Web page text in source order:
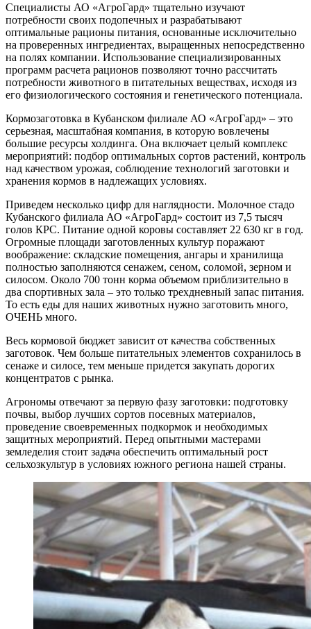
Специалисты АО «АгроГард» тщательно изучают
потребности своих подопечных и разрабатывают
оптимальные рационы питания, основанные исключительно
на проверенных ингредиентах, выращенных непосредственно
на полях компании. Использование специализированных
программ расчета рационов позволяют точно рассчитать
потребности животного в питательных веществах, исходя из
его физиологического состояния и генетического потенциала.
Кормозаготовка в Кубанском филиале АО «АгроГард» – это
серьезная, масштабная компания, в которую вовлечены
большие ресурсы холдинга. Она включает целый комплекс
мероприятий: подбор оптимальных сортов растений, контроль
над качеством урожая, соблюдение технологий заготовки и
хранения кормов в надлежащих условиях.
Приведем несколько цифр для наглядности. Молочное стадо
Кубанского филиала АО «АгроГард» состоит из 7,5 тысяч
голов КРС. Питание одной коровы составляет 22 630 кг в год.
Огромные площади заготовленных культур поражают
воображение: складские помещения, ангары и хранилища
полностью заполняются сенажем, сеном, соломой, зерном и
силосом. Около 700 тонн корма объемом приблизительно в
два спортивных зала – это только трехдневный запас питания.
То есть еды для наших животных нужно заготовить много,
ОЧЕНЬ много.
Весь кормовой бюджет зависит от качества собственных
заготовок. Чем больше питательных элементов сохранилось в
сенаже и силосе, тем меньше придется закупать дорогих
концентратов с рынка.
Агрономы отвечают за первую фазу заготовки: подготовку
почвы, выбор лучших сортов посевных материалов,
проведение своевременных подкормок и необходимых
защитных мероприятий. Перед опытными мастерами
земледелия стоит задача обеспечить оптимальный рост
сельхозкультур в условиях южного региона нашей страны.